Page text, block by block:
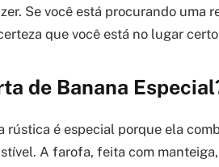
Se você está procurando uma
que você está no lugar
de Banana
rústica é especial porque ela
A farofa, feita com